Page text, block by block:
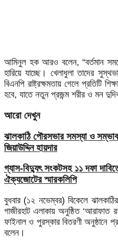
আমিনুল হক আরও বলেন, “বর্তমান
হারিয়ে যাচ্ছে। খেলাধুলা তাদের
বিএনপি রাষ্ট্রক্ষমতায় গেলে প্রতিটি
হবে, যাতে নতুন প্রজন্ম শরীর ও মন
আরো দেখুন
ঝালকাঠি পৌরসভার সমস্যা ও
জিয়াউদ্দিন হায়দার
গ্যাস-বিদ্যুৎ সংকটসহ ১১ দফা
ঐক্যজোটের স্মারকলিপি
বুধবার (১২ নভেম্বর) বিকেলে
গাজীরহাট এলাকায় অনুষ্ঠিত ‘আরাফাত
ফাইনাল ও পুরস্কার বিতরণী অনুষ্ঠানে
বলেন।